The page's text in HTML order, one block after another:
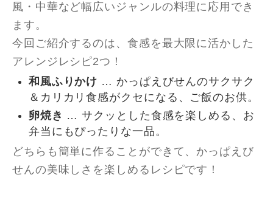
風・中華など幅広いジャンルの料理に応用でき
ます。
今回ご紹介するのは、食感を最大限に活かした
アレンジレシピ2つ！
和風ふりかけ … かっぱえびせんのサクサク
＆カリカリ食感がクセになる、ご飯のお供。
卵焼き … サクッとした食感を楽しめる、お
弁当にもぴったりな一品。
どちらも簡単に作ることができて、かっぱえび
せんの美味しさを楽しめるレシピです！